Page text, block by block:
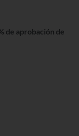
de aprobación de